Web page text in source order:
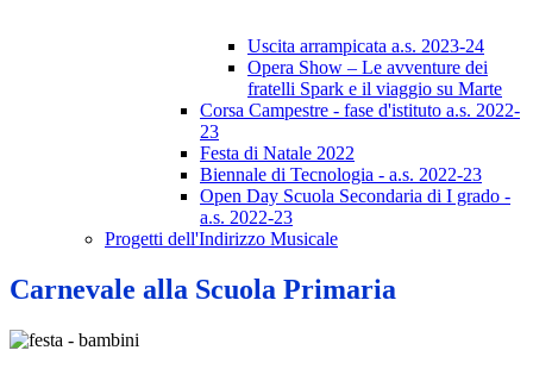
Uscita arrampicata a.s. 2023-24
Opera Show – Le avventure dei
fratelli Spark e il viaggio su Marte
Corsa Campestre - fase d'istituto a.s. 2022-
23
Festa di Natale 2022
Biennale di Tecnologia - a.s. 2022-23
Open Day Scuola Secondaria di I grado -
a.s. 2022-23
Progetti dell'Indirizzo Musicale
Carnevale alla Scuola Primaria